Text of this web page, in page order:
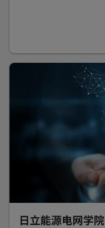
日立能源电网学院